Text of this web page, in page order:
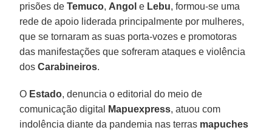
prisões deTemuco, Angol e Lebu, formou-se uma
rede de apoio liderada principalmente por mulheres,
que se tornaram as suas porta-vozes e promotoras
das manifestações que sofreram ataques e violência
dosCarabineiros.
O Estado, denuncia o editorial do meio de
comunicação digital
Mapuexpress, atuou com
indolência diante da pandemia nas terras mapuches